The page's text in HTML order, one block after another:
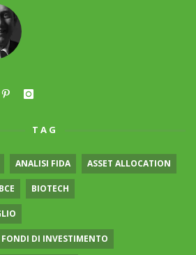
TAG
ANALISI FIDA ASSET ALLOCATION
BCE BIOTECH
DI INVESTIMENTO